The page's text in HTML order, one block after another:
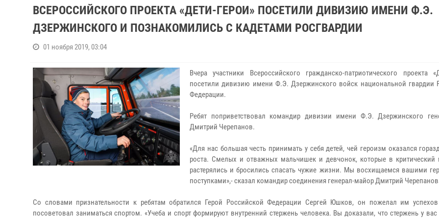
ВСЕРОССИЙСКОГО ПРОЕКТА «ДЕТИ-ГЕРОИ» ПОСЕТИЛИ ДИВИЗИЮ ИМЕНИ Ф.Э.
ДЗЕРЖИНСКОГО И ПОЗНАКОМИЛИСЬ С КАДЕТАМИ РОСГВАРДИИ
01 ноября 2019, 03:04
Вчера участники Всероссийского гражданско-патриотического проекта
посетили дивизию имени Ф.Э. Дзержинского войск национальной гвардии
Федерации.
Ребят поприветствовал командир дивизии имени Ф.Э. Дзержинского
Дмитрий Черепанов.
«Для нас большая честь принимать у себя детей, чей героизм оказался
роста. Смелых и отважных мальчишек и девчонок, которые в критический
растерялись и бросились спасать чужие жизни. Мы восхищаемся вашими
поступками»,- сказал командир соединения генерал-майор Дмитрий
Со словами признательности к ребятам обратился Герой Российской Федерации Сергей Юшков, он пожелал им
посоветовал заниматься спортом. «Учеба и спорт формируют внутренний стержень человека. Вы доказали, что стержень у вас